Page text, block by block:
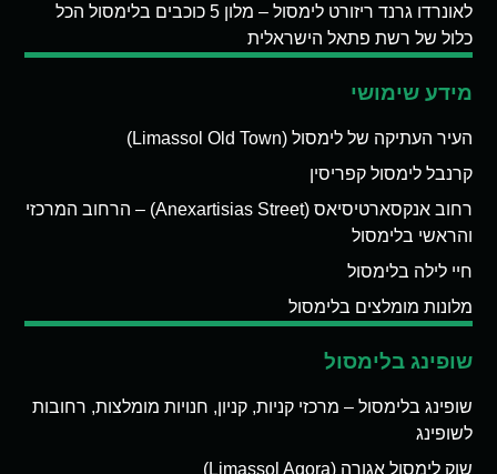
לאונרדו גרנד ריזורט לימסול – מלון 5 כוכבים בלימסול הכל
כלול של רשת פתאל הישראלית
מידע שימושי
העיר העתיקה של לימסול (Limassol Old Town)
קרנבל לימסול קפריסין
רחוב אנקסארטיסיאס (Anexartisias Street) – הרחוב המרכזי
והראשי בלימסול
חיי לילה בלימסול
מלונות מומלצים בלימסול
שופינג בלימסול
שופינג בלימסול – מרכזי קניות, קניון, חנויות מומלצות, רחובות
לשופינג
שוק לימסול אגורה (Limassol Agora)